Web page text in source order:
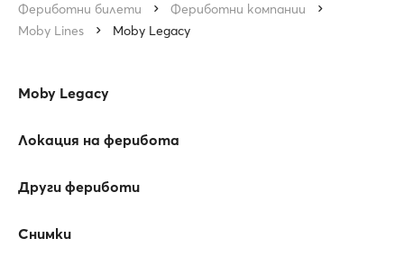
Фериботни билети
Фериботни компании
Moby Lines
Moby Legacy
Moby Legacy
Локация на ферибота
Други фериботи
Снимки